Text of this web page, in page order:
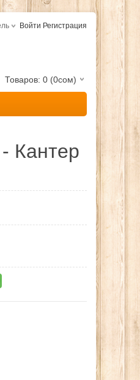
Войти Регистрация
Товаров: 0 (0сом)
Кантер